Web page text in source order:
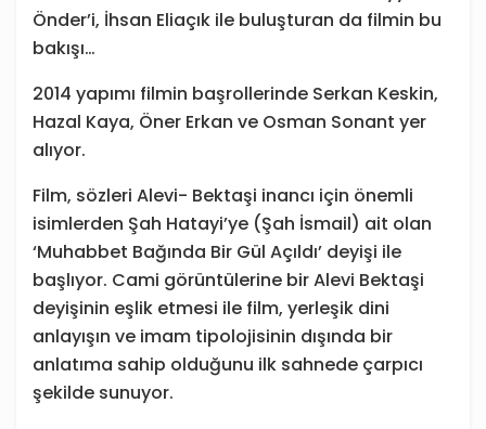
Önder’i, İhsan Eliaçık ile buluşturan da filmin bu
bakışı…
2014 yapımı filmin başrollerinde Serkan Keskin,
Hazal Kaya, Öner Erkan ve Osman Sonant yer
alıyor.
Film, sözleri Alevi- Bektaşi inancı için önemli
isimlerden Şah Hatayi’ye (Şah İsmail) ait olan
‘Muhabbet Bağında Bir Gül Açıldı’ deyişi ile
başlıyor. Cami görüntülerine bir Alevi Bektaşi
deyişinin eşlik etmesi ile film, yerleşik dini
anlayışın ve imam tipolojisinin dışında bir
anlatıma sahip olduğunu ilk sahnede çarpıcı
şekilde sunuyor.